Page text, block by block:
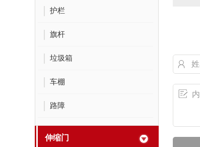
护栏
旗杆
垃圾箱
车棚
路障
伸缩门